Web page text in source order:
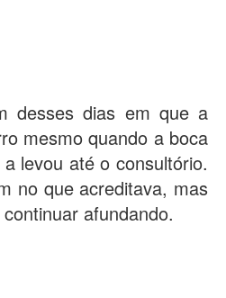
desses dias em que a
mesmo quando a boca
levou até o consultório.
no que acreditava, mas
afundando.